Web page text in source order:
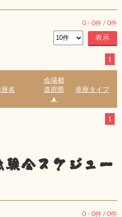
0 - 0件 /0件
1
名
会場都
道府県
▲
幸座タイプ
1
験会スケジュー
0 - 0件 /0件